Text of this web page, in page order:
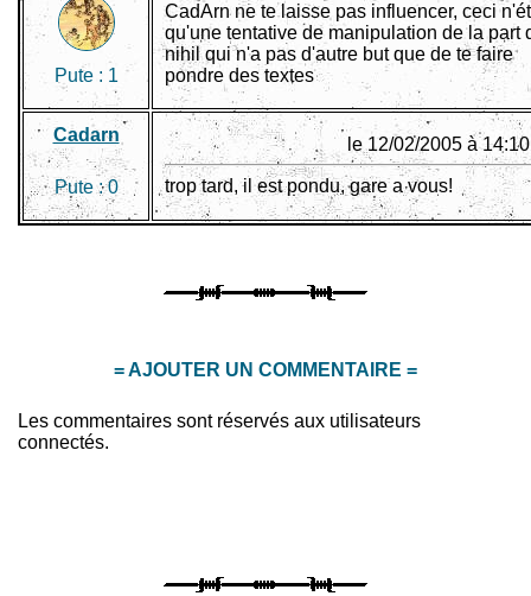
Pute : 1
CadArn ne te laisse pas influencer, ceci
qu'une tentative de manipulation de la part
nihil qui n'a pas d'autre but que de te faire
pondre des textes
Cadarn
Pute :0
le 12/02/2005 à
trop tard, il est pondu, gare a vous!
= AJOUTER UN COMMENTAIRE =
Les commentaires sont réservés aux utilisateurs
connectés.